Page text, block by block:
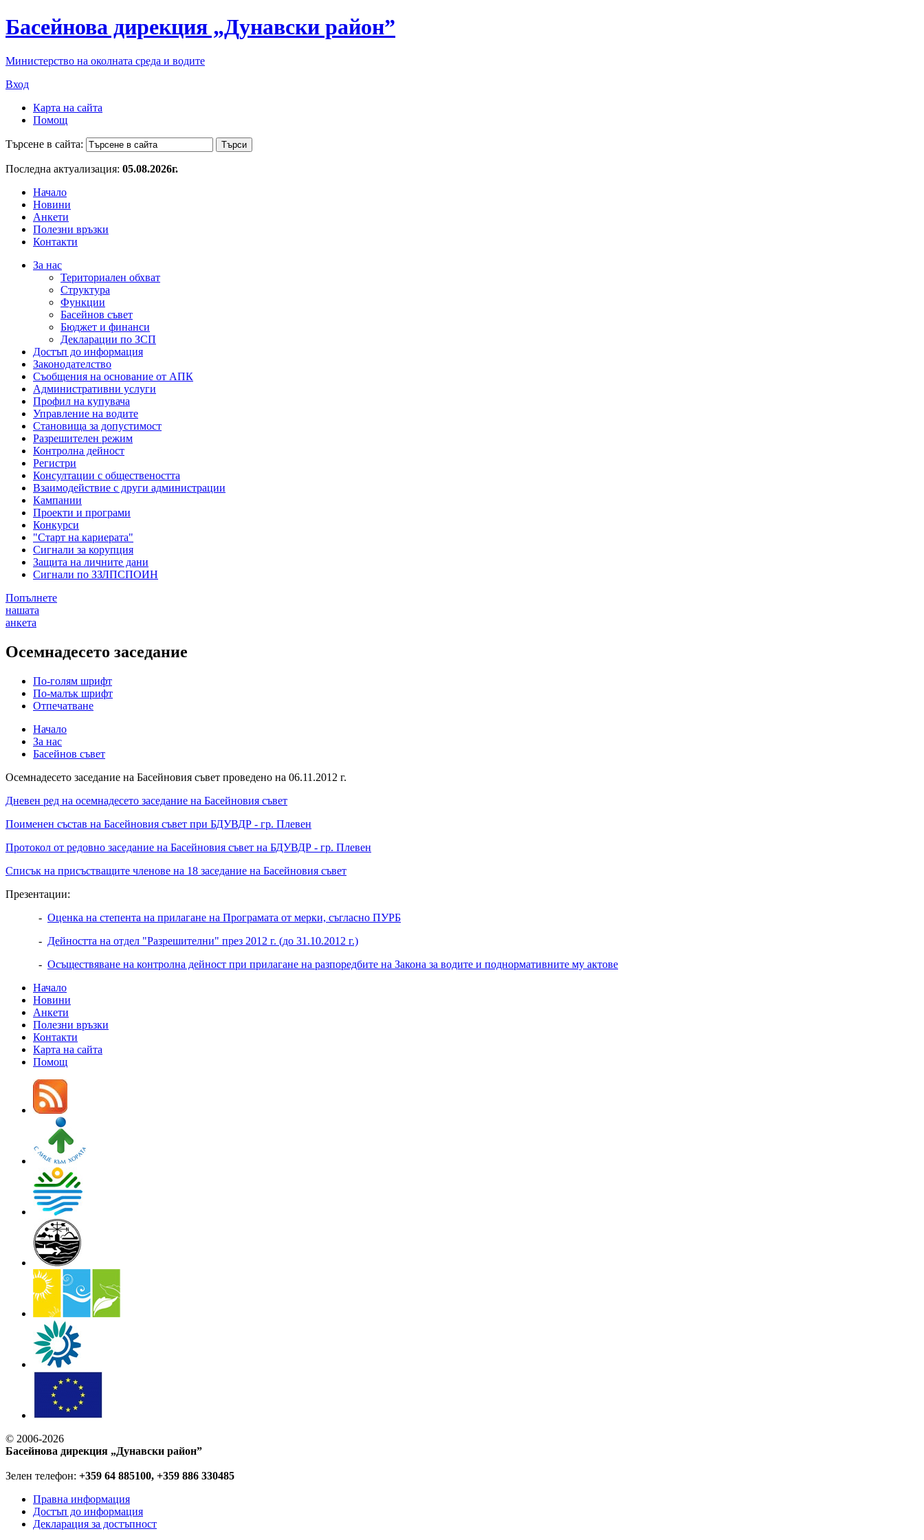
Басейнова дирекция „Дунавски район”
Министерство на околната среда и водите
Вход
Карта на сайта
Помощ
Търсене в сайта:
Последна актуализация: 05.08.2026г.
Начало
Новини
Анкети
Полезни връзки
Контакти
За нас
Териториален обхват
Структура
Функции
Басейнов съвет
Бюджет и финанси
Декларации по ЗСП
Достъп до информация
Законодателство
Съобщения на основание от АПК
Административни услуги
Профил на купувача
Управление на водите
Становища за допустимост
Разрешителен режим
Контролна дейност
Регистри
Консултации с обществеността
Взаимодействие с други администрации
Кампании
Проекти и програми
Конкурси
"Старт на кариерата"
Сигнали за корупция
Защита на личните дани
Сигнали по ЗЗЛПСПОИН
Попълнете
нашата
анкета
Осемнадесето заседание
По-голям шрифт
По-малък шрифт
Отпечатване
Начало
За нас
Басейнов съвет
Осемнадесето заседание на Басейновия съвет проведено на 06.11.2012 г.
Дневен ред на осемнадесето заседание на Басейновия съвет
Поименен състав на Басейновия съвет при БДУВДР - гр. Плевен
Протокол от редовно заседание на Басейновия съвет на БДУВДР - гр. Плевен
Списък на присъстващите членове на 18 заседание на Басейновия съвет
Презентации:
- Оценка на степента на прилагане на Програмата от мерки, съгласно ПУРБ
- Дейността на отдел "Разрешителни" през 2012 г. (до 31.10.2012 г.)
- Осъществяване на контролна дейност при прилагане на разпоредбите на Закона за водите и поднормативните му актове
Начало
Новини
Анкети
Полезни връзки
Контакти
Карта на сайта
Помощ
© 2006-2026
Басейнова дирекция „Дунавски район”
Зелен телефон: +359 64 885100, +359 886 330485
Правна информация
Достъп до информация
Декларация за достъпност